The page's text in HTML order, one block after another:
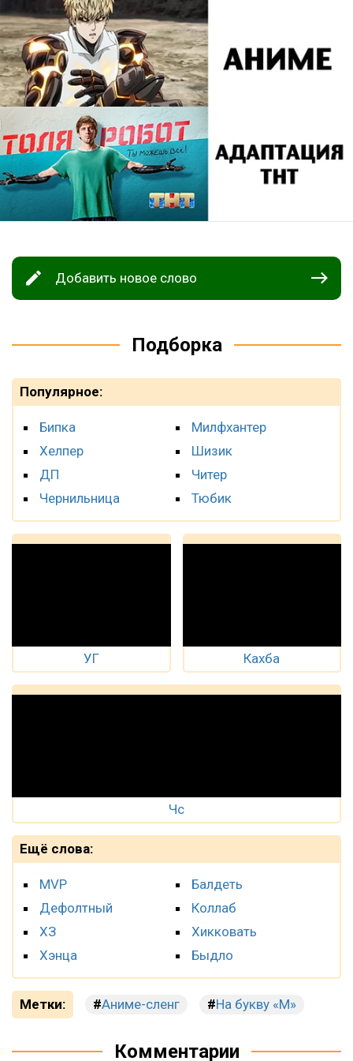
Добавить новое слово
Подборка
Популярное:
Бипка
Хелпер
ДП
Чернильница
Милфхантер
Шизик
Читер
Тюбик
УГ Кахба
Чс
Ещё слова:
MVP
Дефолтный
ХЗ
Хэнца
Балдеть
Коллаб
Хикковать
Быдло
Метки: Аниме-сленг На букву «М»
Комментарии